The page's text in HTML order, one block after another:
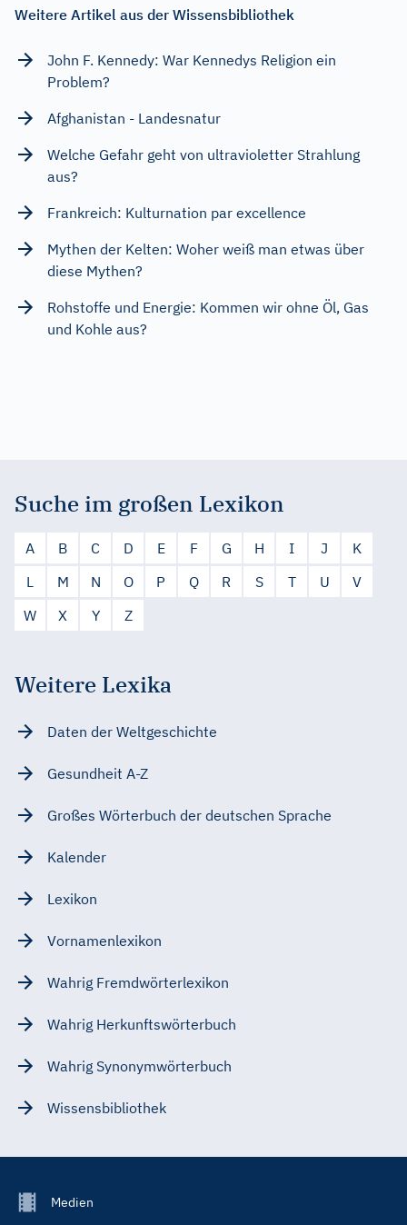
Weitere Artikel aus der Wissensbibliothek
John F. Kennedy: War Kennedys Religion ein
Problem?
Afghanistan - Landesnatur
Welche Gefahr geht von ultravioletter Strahlung
aus?
Frankreich: Kulturnation par excellence
Mythen der Kelten: Woher weiß man etwas über
diese Mythen?
Rohstoffe und Energie: Kommen wir ohne Öl, Gas
und Kohle aus?
Suche im großen Lexikon
A B C D E F G H I J
K
L
M N O P Q R S T U
V
W
X Y Z
Weitere Lexika
Daten der Weltgeschichte
Gesundheit A-Z
Großes Wörterbuch der deutschen Sprache
Kalender
Lexikon
Vornamenlexikon
Wahrig Fremdwörterlexikon
Wahrig Herkunftswörterbuch
Wahrig Synonymwörterbuch
Wissensbibliothek
FooterMedien